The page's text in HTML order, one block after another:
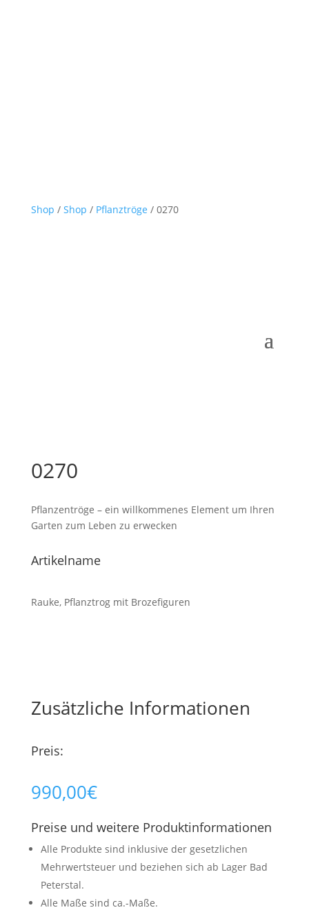
Shop / Shop / Pflanztröge / 0270
0270
Pflanzentröge – ein willkommenes Element um Ihren
Garten zum Leben zu erwecken
Artikelname
Rauke, Pflanztrog mit Brozefiguren
Zusätzliche Informationen
Preis:
990,00€
Preise und weitere Produktinformationen
Alle Produkte sind inklusive der gesetzlichen
Mehrwertsteuer und beziehen sich ab Lager Bad
Peterstal.
Alle Maße sind ca.-Maße.